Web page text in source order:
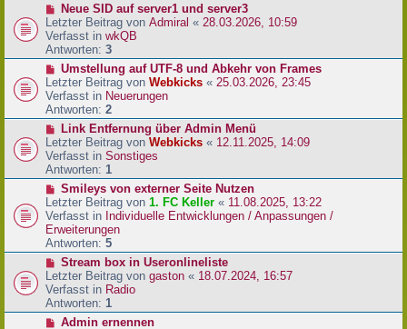
N
e
u
e
r
B
e
i
t
a
g
Neue SID auf server1 und server3
Letzter Beitrag von Admiral « 28.03.2026, 10:59
Verfasst in wkQB
Antworten: 3
N
e
u
e
r
B
e
i
t
a
g
Umstellung auf UTF-8 und Abkehr von Frames
Letzter Beitrag von Webkicks « 25.03.2026, 23:45
Verfasst in Neuerungen
Antworten: 2
N
e
u
e
r
B
e
i
t
r
a
g
Link Entfernung über Admin Menü
Letzter Beitrag von Webkicks « 12.11.2025, 14:09
Verfasst in Sonstiges
Antworten: 1
N
e
u
e
r
B
e
i
t
r
a
Smileys von externer Seite Nutzen
Letzter Beitrag von 1. FC Keller « 11.08.2025, 13:22
Verfasst in Individuelle Entwicklungen / Anpassungen /
Erweiterungen
Antworten: 5
N
e
u
e
r
Stream box in Useronlineliste
Letzter Beitrag von gaston « 18.07.2024, 16:57
Verfasst in Radio
Antworten: 1
NAdmin ernennen